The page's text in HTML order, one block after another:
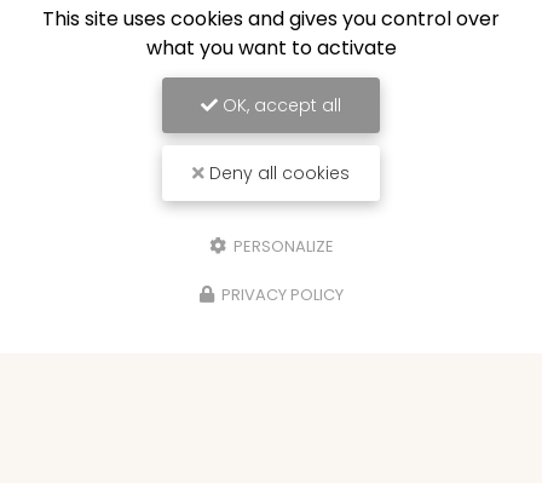
This site uses cookies and gives you control over
what you want to activate
OK, accept all
Deny all cookies
PERSONALIZE
PRIVACY POLICY